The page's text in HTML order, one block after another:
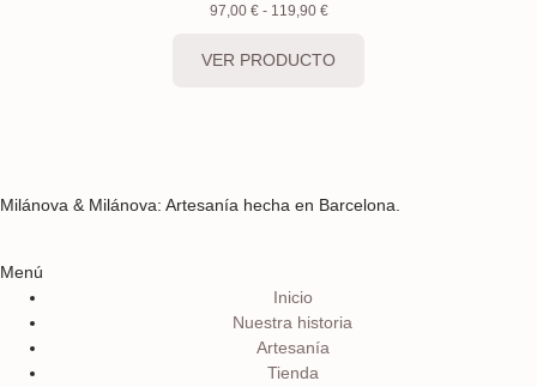
97,00 € - 119,90 €
VER PRODUCTO
Milánova & Milánova: Artesanía hecha en Barcelona.
Menú
Inicio
Nuestra historia
Artesanía
Tienda